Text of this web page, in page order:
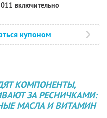
включительно
купоном
КОМПОНЕНТЫ,
ЗА РЕСНИЧКАМИ:
МАСЛА И ВИТАМИН